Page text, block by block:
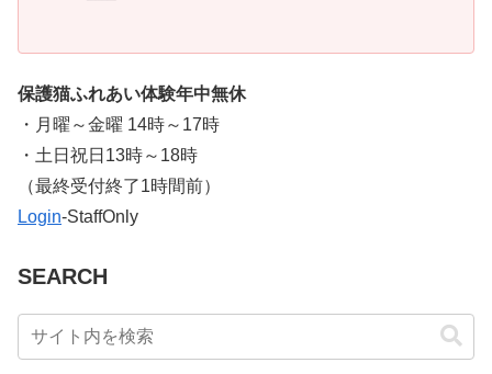
保護猫ふれあい体験年中無休
・月曜～金曜 14時～17時
・土日祝日13時～18時
​（最終受付終了1時間前）
Login-StaffOnly
SEARCH